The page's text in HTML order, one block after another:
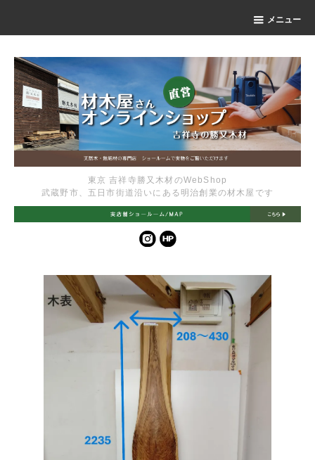
メニュー
東京 吉祥寺勝又木材のWebShop
武蔵野市、五日市街道沿いにある明治創業の材木屋です